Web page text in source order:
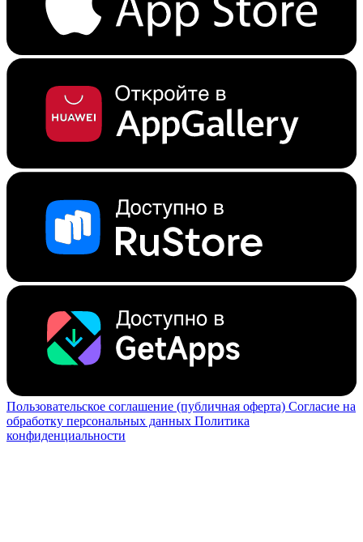
Пользовательское соглашение (публичная оферта) Согласие на
обработку персональных данных Политика
конфиденциальности